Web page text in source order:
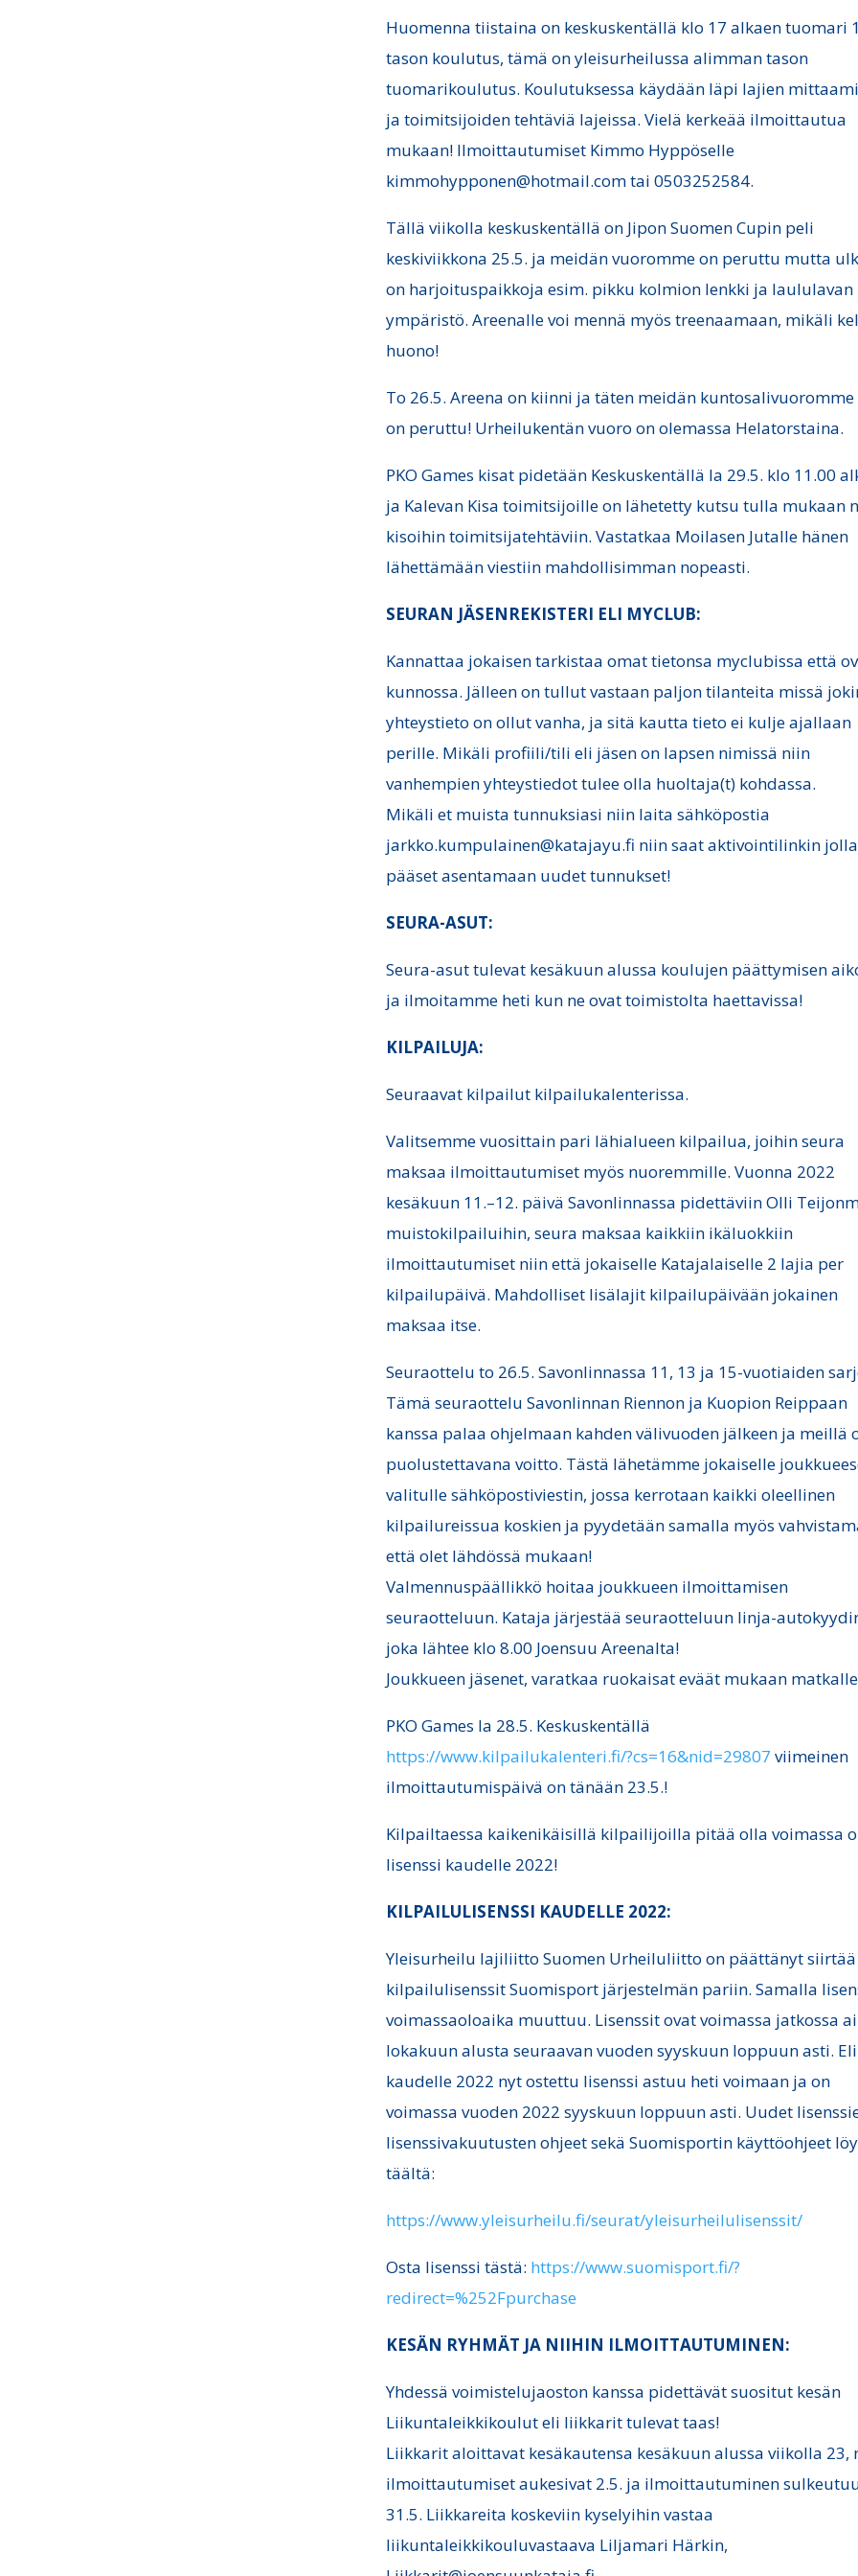
Huomenna tiistaina on keskuskentällä klo 17 alkaen tuomari 1
tason koulutus, tämä on yleisurheilussa alimman tason
tuomarikoulutus. Koulutuksessa käydään läpi lajien
ja toimitsijoiden tehtäviä lajeissa. Vielä kerkeää ilmoittautua
mukaan! Ilmoittautumiset Kimmo Hyppöselle
kimmohypponen@hotmail.com tai 0503252584.
Tällä viikolla keskuskentällä on Jipon Suomen Cupin peli
keskiviikkona 25.5. ja meidän vuoromme on peruttu mutta
on harjoituspaikkoja esim. pikku kolmion lenkki ja laululavan
ympäristö. Areenalle voi mennä myös treenaamaan, mikäli
huono!
To 26.5. Areena on kiinni ja täten meidän kuntosalivuoromme
on peruttu! Urheilukentän vuoro on olemassa Helatorstaina.
PKO Games kisat pidetään Keskuskentällä la 29.5. klo 11.00
ja Kalevan Kisa toimitsijoille on lähetetty kutsu tulla mukaan
kisoihin toimitsijatehtäviin. Vastatkaa Moilasen Jutalle hänen
lähettämään viestiin mahdollisimman nopeasti.
SEURAN JÄSENREKISTERI ELI MYCLUB:
Kannattaa jokaisen tarkistaa omat tietonsa myclubissa että
kunnossa. Jälleen on tullut vastaan paljon tilanteita missä
yhteystieto on ollut vanha, ja sitä kautta tieto ei kulje ajallaan
perille. Mikäli profiili/tili eli jäsen on lapsen nimissä niin
vanhempien yhteystiedot tulee olla huoltaja(t) kohdassa.
Mikäli et muista tunnuksiasi niin laita sähköpostia
jarkko.kumpulainen@katajayu.fi niin saat aktivointilinkin jolla
pääset asentamaan uudet tunnukset!
SEURA-ASUT:
Seura-asut tulevat kesäkuun alussa koulujen päättymisen
ja ilmoitamme heti kun ne ovat toimistolta haettavissa!
KILPAILUJA:
Seuraavat kilpailut kilpailukalenterissa.
Valitsemme vuosittain pari lähialueen kilpailua, joihin seura
maksaa ilmoittautumiset myös nuoremmille. Vuonna 2022
kesäkuun 11.–12. päivä Savonlinnassa pidettäviin Olli
muistokilpailuihin, seura maksaa kaikkiin ikäluokkiin
ilmoittautumiset niin että jokaiselle Katajalaiselle 2 lajia per
kilpailupäivä. Mahdolliset lisälajit kilpailupäivään jokainen
maksaa itse.
Seuraottelu to 26.5. Savonlinnassa 11, 13 ja 15-vuotiaiden
Tämä seuraottelu Savonlinnan Riennon ja Kuopion Reippaan
kanssa palaa ohjelmaan kahden välivuoden jälkeen ja meillä
puolustettavana voitto. Tästä lähetämme jokaiselle
valitulle sähköpostiviestin, jossa kerrotaan kaikki oleellinen
kilpailureissua koskien ja pyydetään samalla myös
että olet lähdössä mukaan!
Valmennuspäällikkö hoitaa joukkueen ilmoittamisen
seuraotteluun. Kataja järjestää seuraotteluun linja-
joka lähtee klo 8.00 Joensuu Areenalta!
Joukkueen jäsenet, varatkaa ruokaisat eväät mukaan
PKO Games la 28.5. Keskuskentällä
https://www.kilpailukalenteri.fi/?cs=16&nid=29807 viimeinen
ilmoittautumispäivä on tänään 23.5.!
Kilpailtaessa kaikenikäisillä kilpailijoilla pitää olla voimassa
lisenssi kaudelle 2022!
KILPAILULISENSSI KAUDELLE 2022:
Yleisurheilu lajiliitto Suomen Urheiluliitto on päättänyt siirtää
kilpailulisenssit Suomisport järjestelmän pariin. Samalla
voimassaoloaika muuttuu. Lisenssit ovat voimassa jatkossa
lokakuun alusta seuraavan vuoden syyskuun loppuun asti. Eli
kaudelle 2022 nyt ostettu lisenssi astuu heti voimaan ja on
voimassa vuoden 2022 syyskuun loppuun asti. Uudet
lisenssivakuutusten ohjeet sekä Suomisportin käyttöohjeet
täältä:
https://www.yleisurheilu.fi/seurat/yleisurheilulisenssit/
Osta lisenssi tästä: https://www.suomisport.fi/?
redirect=%252Fpurchase
KESÄN RYHMÄT JA NIIHIN ILMOITTAUTUMINEN:
Yhdessä voimistelujaoston kanssa pidettävät suositut kesän
Liikuntaleikkikoulut eli liikkarit tulevat taas!
Liikkarit aloittavat kesäkautensa kesäkuun alussa viikolla 23,
ilmoittautumiset aukesivat 2.5. ja ilmoittautuminen
31.5. Liikkareita koskeviin kyselyihin vastaa
liikuntaleikkikouluvastaava Liljamari Härkin,